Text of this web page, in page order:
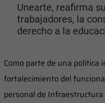
Unearte, reafirma
trabajadores, la
derecho a la
Como parte de una
fortalecimiento del
personal de Infraestructura